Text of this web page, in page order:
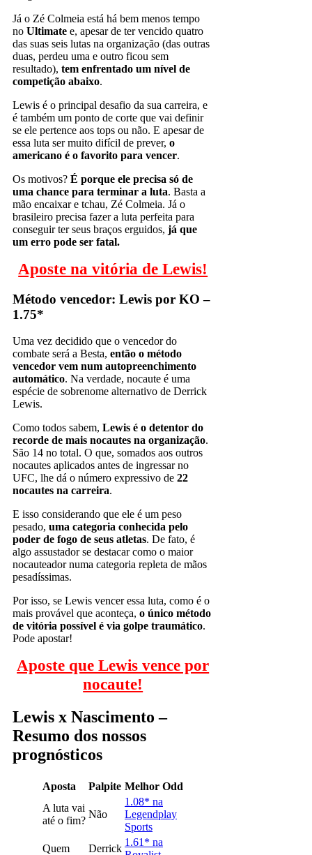
Já o Zé Colmeia está há bem menos tempo
no Ultimate e, apesar de ter vencido quatro
das suas seis lutas na organização (das outras
duas, perdeu uma e outro ficou sem
resultado), tem enfrentado um nível de
competição abaixo.
Lewis é o principal desafio da sua carreira, e
é também um ponto de corte que vai definir
se ele pertence aos tops ou não. E apesar de
essa luta ser muito difícil de prever, o
americano é o favorito para vencer.
Os motivos? É porque ele precisa só de
uma chance para terminar a luta. Basta a
mão encaixar e tchau, Zé Colmeia. Já o
brasileiro precisa fazer a luta perfeita para
conseguir ter seus braços erguidos, já que
um erro pode ser fatal.
Aposte na vitória de Lewis!
Método vencedor: Lewis por KO –
1.75*
Uma vez decidido que o vencedor do
combate será a Besta, então o método
vencedor vem num autopreenchimento
automático. Na verdade, nocaute é uma
espécie de sobrenome alternativo de Derrick
Lewis.
Como todos sabem, Lewis é o detentor do
recorde de mais nocautes na organização.
São 14 no total. O que, somados aos outros
nocautes aplicados antes de ingressar no
UFC, lhe dá o número expressivo de 22
nocautes na carreira.
E isso considerando que ele é um peso
pesado, uma categoria conhecida pelo
poder de fogo de seus atletas. De fato, é
algo assustador se destacar como o maior
nocauteador numa categoria repleta de mãos
pesadíssimas.
Por isso, se Lewis vencer essa luta, como é o
mais provável que aconteça, o único método
de vitória possível é via golpe traumático.
Pode apostar!
Aposte que Lewis vence por
nocaute!
Lewis x Nascimento –
Resumo dos nossos
prognósticos
Aposta Palpite Melhor Odd
A luta vai
até o fim?
Não
1.08* na
Legendplay
Sports
Quem
Derrick
1.61* na